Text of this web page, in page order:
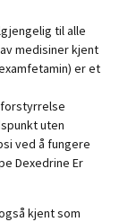
til alle
medisiner kjent
er et
uten
ved å fungere
Dexedrine Er
kjent som